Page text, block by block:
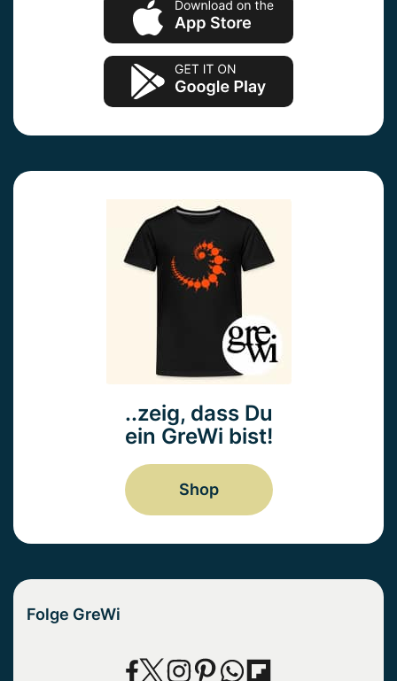
..zeig, dass Du
ein GreWi bist!
Shop
Folge GreWi